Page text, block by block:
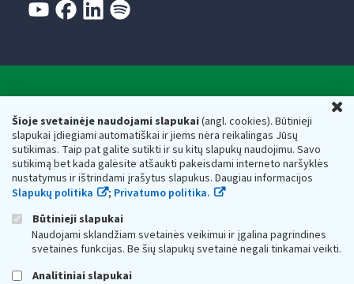
Šioje svetainėje naudojami slapukai(angl. cookies). Būtinieji
slapukai įdiegiami automatiškai ir jiems nėra reikalingas Jūsų
sutikimas. Taip pat galite sutikti ir su kitų slapukų naudojimu. Savo
sutikimą bet kada galėsite atšaukti pakeisdami interneto naršyklės
nustatymus ir ištrindami įrašytus slapukus. Daugiau informacijos
Slapukų politika
; Privatumo politika.
Būtinieji slapukai
Naudojami sklandžiam svetainės veikimui ir įgalina pagrindines
svetainės funkcijas. Be šių slapukų svetainė negali tinkamai veikti.
Analitiniai slapukai
Valstybinė mokesčių inspekcija prie Lietuvos
Respublikos finansų ministerijos
Biudžetinė įstaiga. Juridinio asmens kodas — 188659752,
adresas: Vasario 16-osios g. 14, 01107 Vilnius, Lietuva, el.paštas:
vmi@vmi.lt , E. pristatymo dėžutės adresas 188659752
Duomenys apie Valstybinę mokesčių inspekciją prie Lietuvos
Respublikos finansų ministerijos kaupiami ir saugomi Juridinių